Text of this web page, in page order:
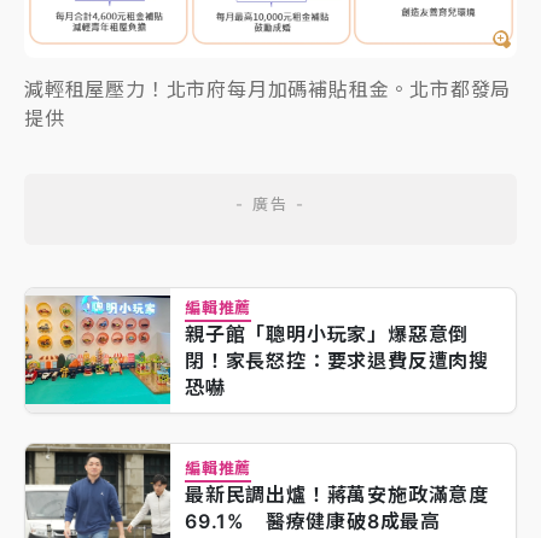
減輕租屋壓力！北市府每月加碼補貼租金。北市都發局
提供
編輯推薦
親子館「聰明小玩家」爆惡意倒
閉！家長怒控：要求退費反遭肉搜
恐嚇
編輯推薦
最新民調出爐！蔣萬安施政滿意度
69.1% 醫療健康破8成最高